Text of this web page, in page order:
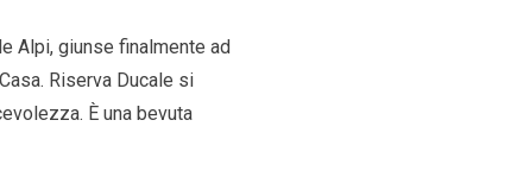
Alpi, giunse finalmente ad
Riserva Ducale si
È una bevuta